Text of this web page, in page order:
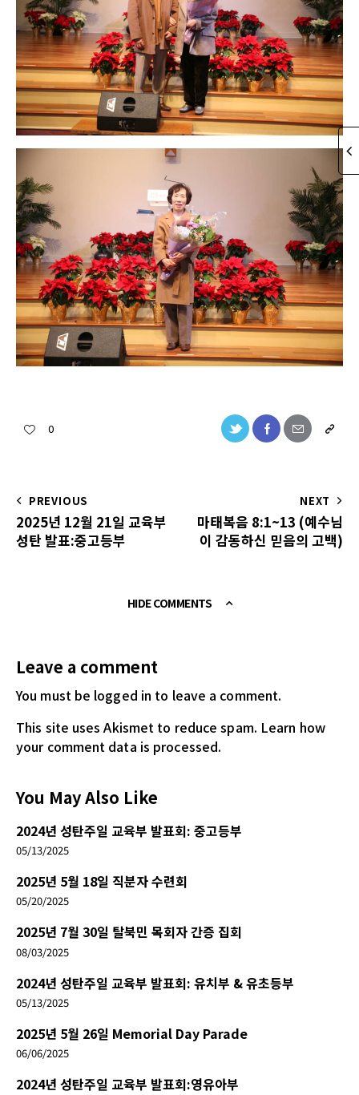
0
PREVIOUS
2025년 12월 21일 교육부
성탄 발표:중고등부
NEXT
마태복음 8:1~13 (예수님
이 감동하신 믿음의 고백)
HIDE COMMENTS
Leave a comment
You must be logged in to leave a comment.
This site uses Akismet to reduce spam. Learn how
your comment data is processed.
You May Also Like
2024년 성탄주일 교육부 발표회: 중고등부
05/13/2025
2025년 5월 18일 직분자 수련회
05/20/2025
2025년 7월 30일 탈북민 목회자 간증 집회
08/03/2025
2024년 성탄주일 교육부 발표회: 유치부 & 유초등부
05/13/2025
2025년 5월 26일 Memorial Day Parade
06/06/2025
2024년 성탄주일 교육부 발표회:영유아부